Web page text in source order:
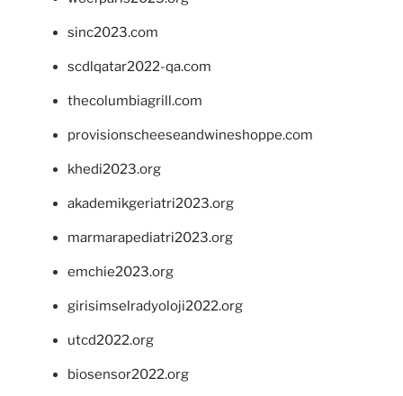
sinc2023.com
scdlqatar2022-qa.com
thecolumbiagrill.com
provisionscheeseandwineshoppe.com
khedi2023.org
akademikgeriatri2023.org
marmarapediatri2023.org
emchie2023.org
girisimselradyoloji2022.org
utcd2022.org
biosensor2022.org